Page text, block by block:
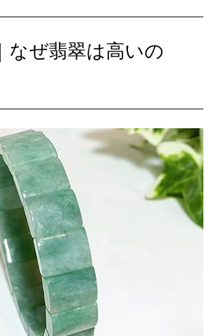
なぜ翡翠は高いの